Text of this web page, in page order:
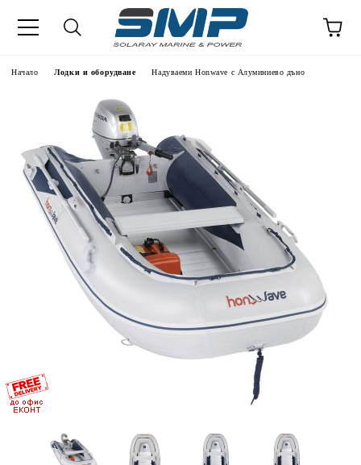
Начало Лодки и оборудване Надуваеми Honwave с Алуминиево дъно